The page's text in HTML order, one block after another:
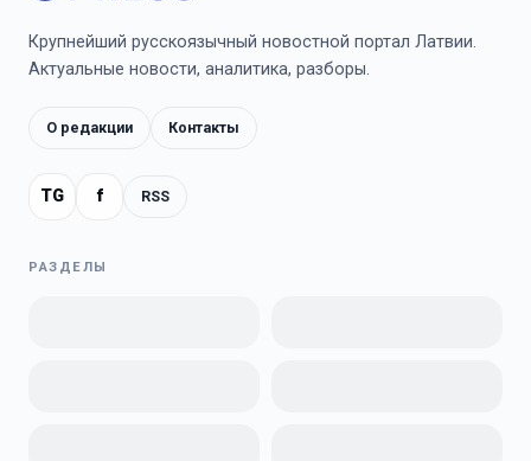
Крупнейший русскоязычный новостной портал Латвии.
Актуальные новости, аналитика, разборы.
О редакции Контакты
TG f RSS
РАЗДЕЛЫ